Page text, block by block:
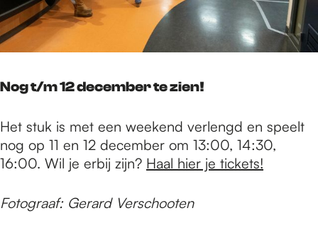
Nog t/m 12 december te zien!
Het stuk is met een weekend verlengd en speelt
nog op 11 en 12 december om 13:00, 14:30,
16:00. Wil je erbij zijn? Haal hier je tickets!
Fotograaf: Gerard Verschooten